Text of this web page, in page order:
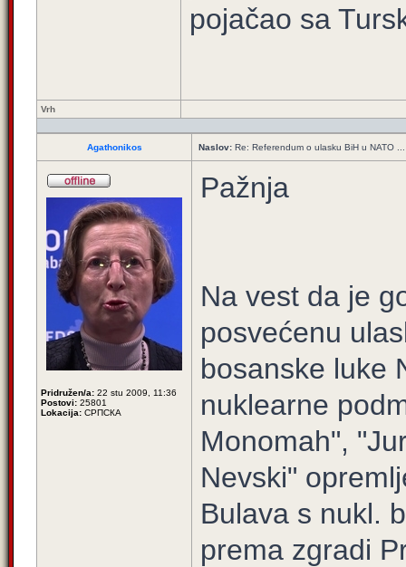
pojačao sa
Vrh
Agathonikos Naslov: Re: Referendum o ulasku BiH u NATO ...
Pridružen/a: 22 stu 2009, 11:36
Postovi: 25801
Lokacija: СРПСКА
Pažnja
Na vest da je
posvećenu
bosanske luke
nuklearne
Monomah",
Nevski"
Bulava s nukl.
prema zgradi